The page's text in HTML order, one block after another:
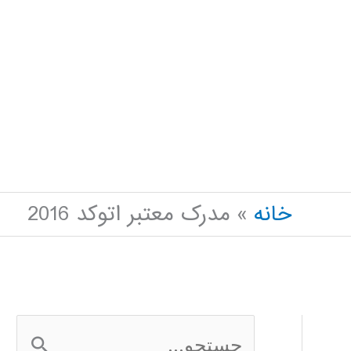
خانه
مدرک معتبر اتوکد 2016